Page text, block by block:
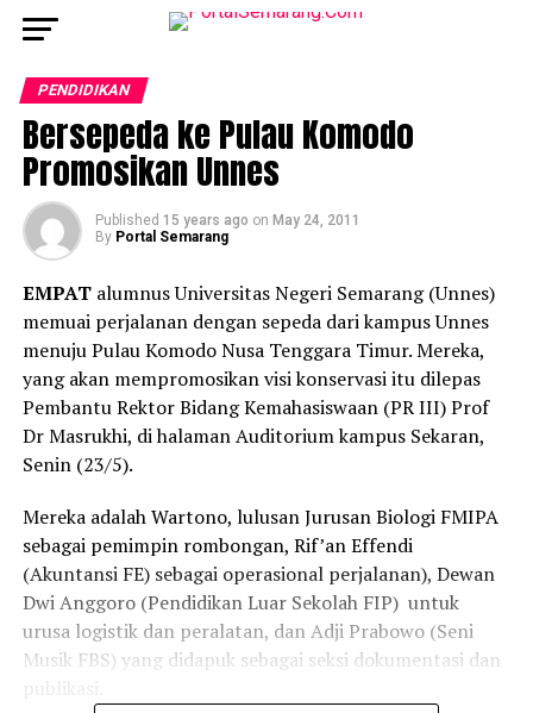
PENDIDIKAN
Bersepeda ke Pulau Komodo
Promosikan Unnes
Published 15 years ago on May 24, 2011
By Portal Semarang
EMPAT alumnus Universitas Negeri Semarang (Unnes)
memuai perjalanan dengan sepeda dari kampus Unnes
menuju Pulau Komodo Nusa Tenggara Timur. Mereka,
yang akan mempromosikan visi konservasi itu dilepas
Pembantu Rektor Bidang Kemahasiswaan (PR III) Prof
Dr Masrukhi, di halaman Auditorium kampus Sekaran,
Senin (23/5).
Mereka adalah Wartono, lulusan Jurusan Biologi FMIPA
sebagai pemimpin rombongan, Rif’an Effendi
(Akuntansi FE) sebagai operasional perjalanan), Dewan
Dwi Anggoro (Pendidikan Luar Sekolah FIP) untuk
urusa logistik dan peralatan, dan Adji Prabowo (Seni
Musik FBS) yang didapuk sebagai seksi dokumentasi dan